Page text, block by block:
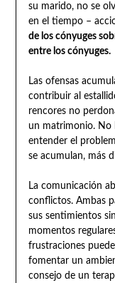
su marido, no se
en el tiempo –
de los cónyuges
entre los cónyuges.
Las ofensas
contribuir al
rencores no
un matrimonio. No
entender el
se acumulan, más
La comunicación
conflictos. Ambas
sus sentimientos
momentos
frustraciones
fomentar un
consejo de un